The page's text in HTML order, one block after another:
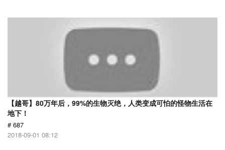
【越哥】80万年后，99%的生物灭绝，人类变成可怕的怪物生活在
地下！
# 687
2018-09-01 08:12